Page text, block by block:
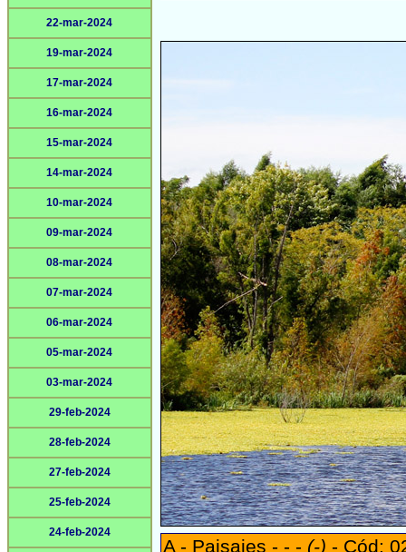
22-mar-2024
19-mar-2024
17-mar-2024
16-mar-2024
15-mar-2024
14-mar-2024
10-mar-2024
09-mar-2024
08-mar-2024
07-mar-2024
06-mar-2024
05-mar-2024
03-mar-2024
29-feb-2024
28-feb-2024
27-feb-2024
25-feb-2024
24-feb-2024
A - Paisajes - - - (-) - Cód: